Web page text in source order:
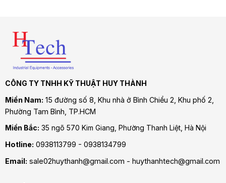
CÔNG TY TNHH KỸ THUẬT HUY THÀNH
Miền Nam: 15 đường số 8, Khu nhà ở Bình Chiểu 2, Khu phố 2,
Phường Tam Bình , TP.HCM
Miền Bắc: 35 ngõ 570 Kim Giang, Phường Thanh Liệt, Hà Nội
Hotline: 0938113799 - 0938134799
Email: sale02huythanh@gmail.com - huythanhtech@gmail.com